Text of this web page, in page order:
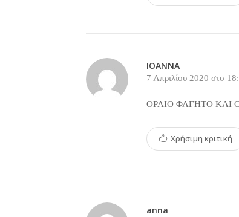
ΙΟΑΝΝΑ
7 Απριλίου 2020 στο
ΟΡΑΙΟ ΦΑΓΗΤΟ ΚΑΙ
Χρήσιμη κριτική
anna